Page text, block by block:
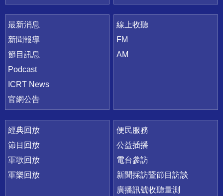
最新消息
新聞報導
節目訊息
Podcast
ICRT News
官網公告
線上收聽
FM
AM
經典回放
節目回放
軍歌回放
軍樂回放
便民服務
公益插播
電台參訪
新聞採訪暨節目訪談
廣播訊號收聽量測